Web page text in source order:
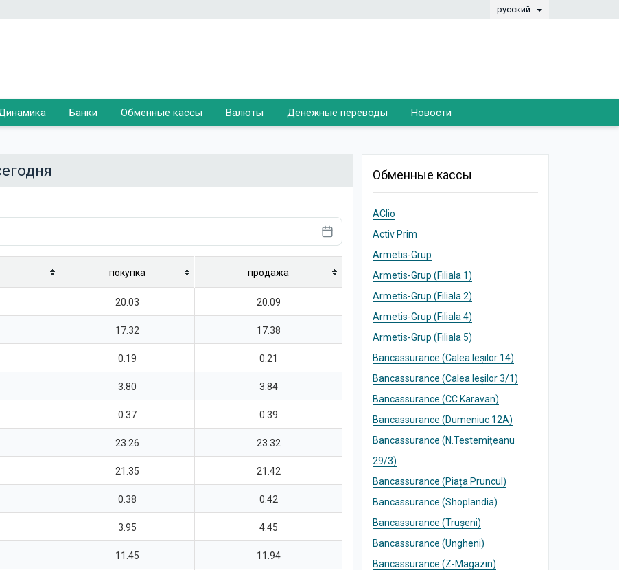
русский
Банки Обменные кассы Валюты Денежные переводы Новости
покупка продажа
20.03 20.09
17.32 17.38
0.19 0.21
3.80 3.84
0.37 0.39
23.26 23.32
21.35 21.42
0.38 0.42
3.95 4.45
11.45 11.94
Обменные кассы
AClio
Activ Prim
Armetis-Grup
Armetis-Grup (Filiala 1)
Armetis-Grup (Filiala 2)
Armetis-Grup (Filiala 4)
Armetis-Grup (Filiala 5)
Bancassurance (Calea Ieșilor 14)
Bancassurance (Calea Ieșilor 3/1)
Bancassurance (CC Karavan)
Bancassurance (Dumeniuc 12A)
Bancassurance (N.Testemițeanu
29/3)
Bancassurance (Piața Pruncul)
Bancassurance (Shoplandia)
Bancassurance (Trușeni)
Bancassurance (Ungheni)
Bancassurance (Z-Magazin)